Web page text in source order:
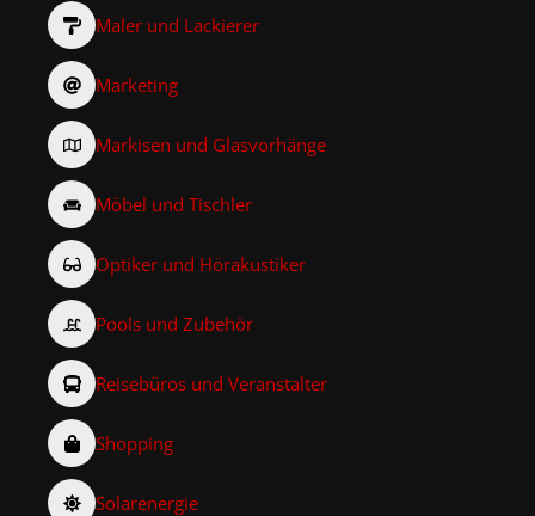
Maler und Lackierer
Marketing
Markisen und Glasvorhänge
Möbel und Tischler
Optiker und Hörakustiker
Pools und Zubehör
Reisebüros und Veranstalter
Shopping
Solarenergie